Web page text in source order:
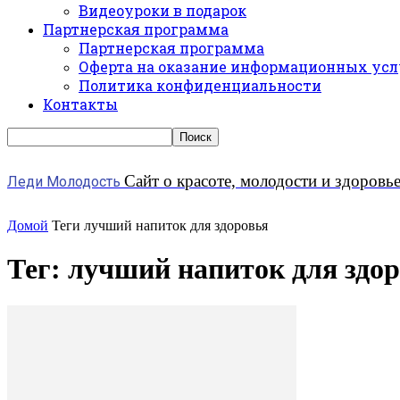
Видеоуроки в подарок
Партнерская программа
Партнерская программа
Оферта на оказание информационных
Политика конфиденциальности
Контакты
Леди Молодость Сайт о красоте, молодости и здоровье
Домой Теги лучший напиток для здоровья
Тег: лучший напиток для